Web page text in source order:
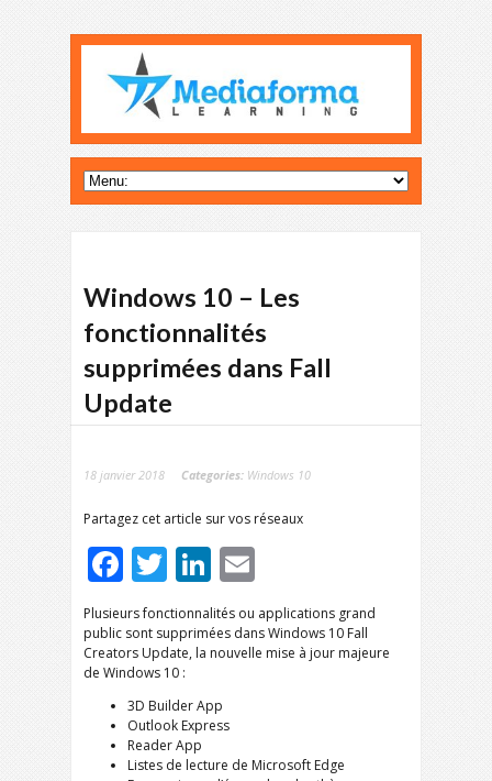
Windows 10 – Les
fonctionnalités
supprimées dans Fall
Update
18 janvier 2018 Categories: Windows 10
Partagez cet article sur vos réseaux
Facebook
TwitterLinkedIn
Plusieurs fonctionnalités ou applications grand
public sont supprimées dans Windows 10 Fall
Creators Update, la nouvelle mise à jour majeure
de Windows 10 :
3D Builder App
Outlook Express
Reader App
Listes de lecture de Microsoft Edge